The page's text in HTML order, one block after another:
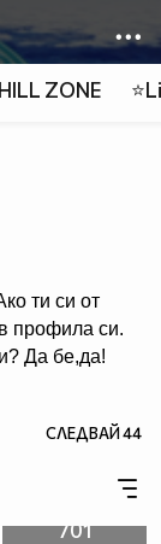
ZONE
ти си от
профила си.
Да бе,да!
игралните
в
СЛЕДВАЙ44
701